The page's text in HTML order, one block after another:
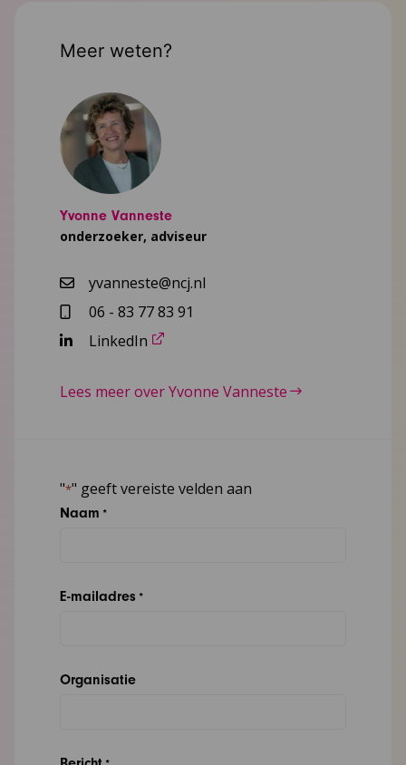
Meer weten?
Yvonne Vanneste
onderzoeker, adviseur
yvanneste@ncj.nl
06 - 83 77 83 91
LinkedIn
Lees meer over Yvonne Vanneste
"*" geeft vereiste velden aan
Naam *
E-mailadres *
Organisatie